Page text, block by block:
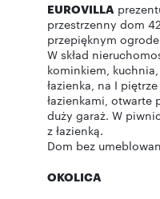
EUROVILLA
przestrzenny dom
przepięknym
W skład
kominkiem,
łazienka, na I
łazienkami, otwarte
duży garaż. W
z łazienką.
Dom bez
OKOLICA